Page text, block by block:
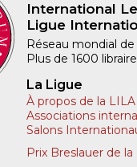
International
Ligue
Réseau mondial de
Plus de 1600
La Ligue
À propos de la LILA
Associations
Salons
Prix Breslauer de